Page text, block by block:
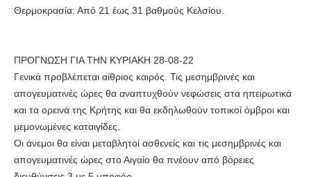
Θερμοκρασία: Από 21 έως 31 βαθμούς Κελσίου.
ΠΡΟΓΝΩΣΗ ΓΙΑ ΤΗΝ ΚΥΡΙΑΚΗ 28-08-22
Γενικά προβλέπεται αίθριος καιρός. Τις μεσημβρινές και
απογευματινές ώρες θα αναπτυχθούν νεφώσεις στα ηπειρωτικά
και τα ορεινά της Κρήτης και θα εκδηλωθούν τοπικοί όμβροι και
μεμονωμένες καταιγίδες.
Οι άνεμοι θα είναι μεταβλητοί ασθενείς και τις μεσημβρινές και
απογευματινές ώρες στο Αιγαίο θα πνέουν από βόρειες